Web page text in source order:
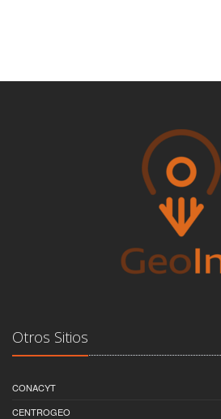
Otros Sitios
CONACYT
CENTROGEO